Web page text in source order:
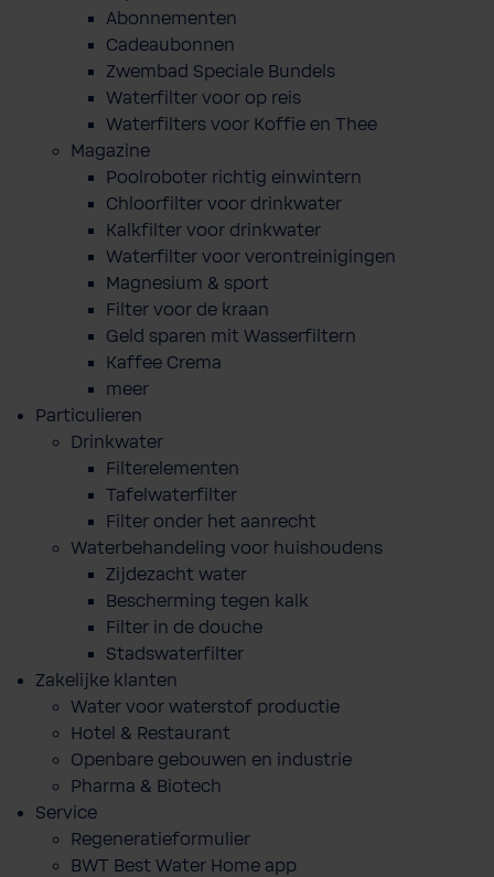
Abonnementen
Cadeaubonnen
Zwembad Speciale Bundels
Waterfilter voor op reis
Waterfilters voor Koffie en Thee
Magazine
Poolroboter richtig einwintern
Chloorfilter voor drinkwater
Kalkfilter voor drinkwater
Waterfilter voor verontreinigingen
Magnesium & sport
Filter voor de kraan
Geld sparen mit Wasserfiltern
Kaffee Crema
meer
Particulieren
Drinkwater
Filterelementen
Tafelwaterfilter
Filter onder het aanrecht
Waterbehandeling voor huishoudens
Zijdezacht water
Bescherming tegen kalk
Filter in de douche
Stadswaterfilter
Zakelijke klanten
Water voor waterstof productie
Hotel & Restaurant
Openbare gebouwen en industrie
Pharma & Biotech
Service
Regeneratieformulier
BWT Best Water Home app